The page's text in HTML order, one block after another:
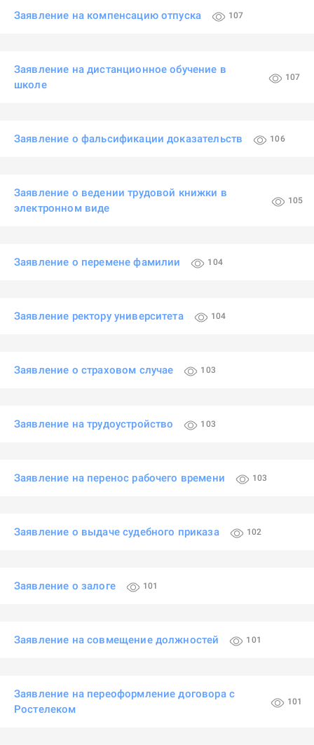
Заявление на компенсацию отпуска 107
Заявление на дистанционное обучение в
школе
107
Заявление о фальсификации доказательств 106
Заявление о ведении трудовой книжки в
электронном виде
105
Заявление о перемене фамилии 104
Заявление ректору университета 104
Заявление о страховом случае 103
Заявление на трудоустройство 103
Заявление на перенос рабочего времени 103
Заявление о выдаче судебного приказа 102
Заявление о залоге 101
Заявление на совмещение должностей 101
Заявление на переоформление договора с
Ростелеком
101